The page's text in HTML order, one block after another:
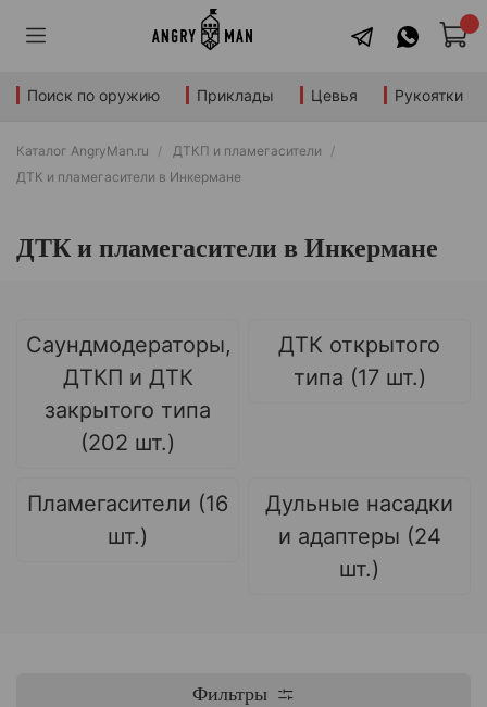
Поиск по оружию Приклады Цевья Рукоятки
Каталог AngryMan.ru
ДТКП и пламегасители
ДТК и пламегасители в Инкермане
ДТК и пламегасители в Инкермане
Саундмодераторы,
ДТКП и ДТК
закрытого типа
(202 шт.)
ДТК открытого
типа (17 шт.)
Пламегасители (16
шт.)
Дульные насадки
и адаптеры (24
шт.)
Фильтры